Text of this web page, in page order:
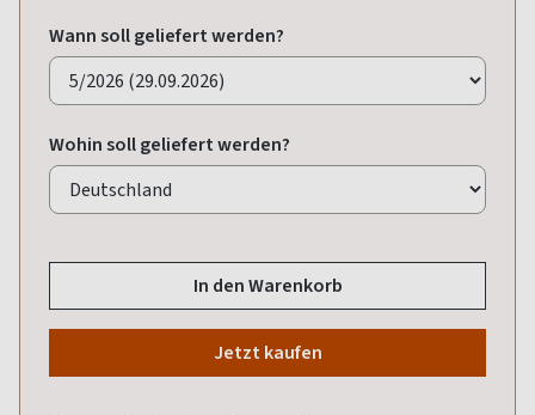
Wann soll geliefert werden?
Wohin soll geliefert werden?
In den Warenkorb
Jetzt kaufen